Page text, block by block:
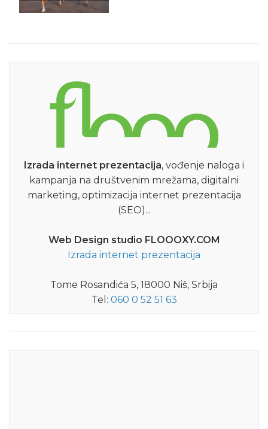
Izrada internet prezentacija, vođenje naloga i
kampanja na društvenim mrežama, digitalni
marketing, optimizacija internet prezentacija
(SEO)...
Web Design studio FLOOOXY.COM
Izrada internet prezentacija
Tome Rosandića 5, 18000 Niš, Srbija
Tel: 060 0 52 51 63